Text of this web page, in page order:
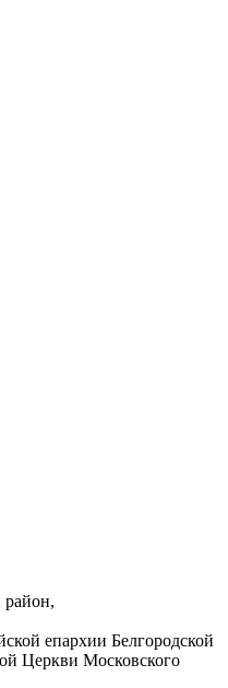
район,
епархии Белгородской
Церкви Московского